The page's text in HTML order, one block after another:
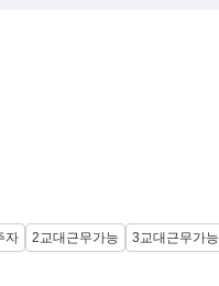
자 2교대근무가능 3교대근무가능